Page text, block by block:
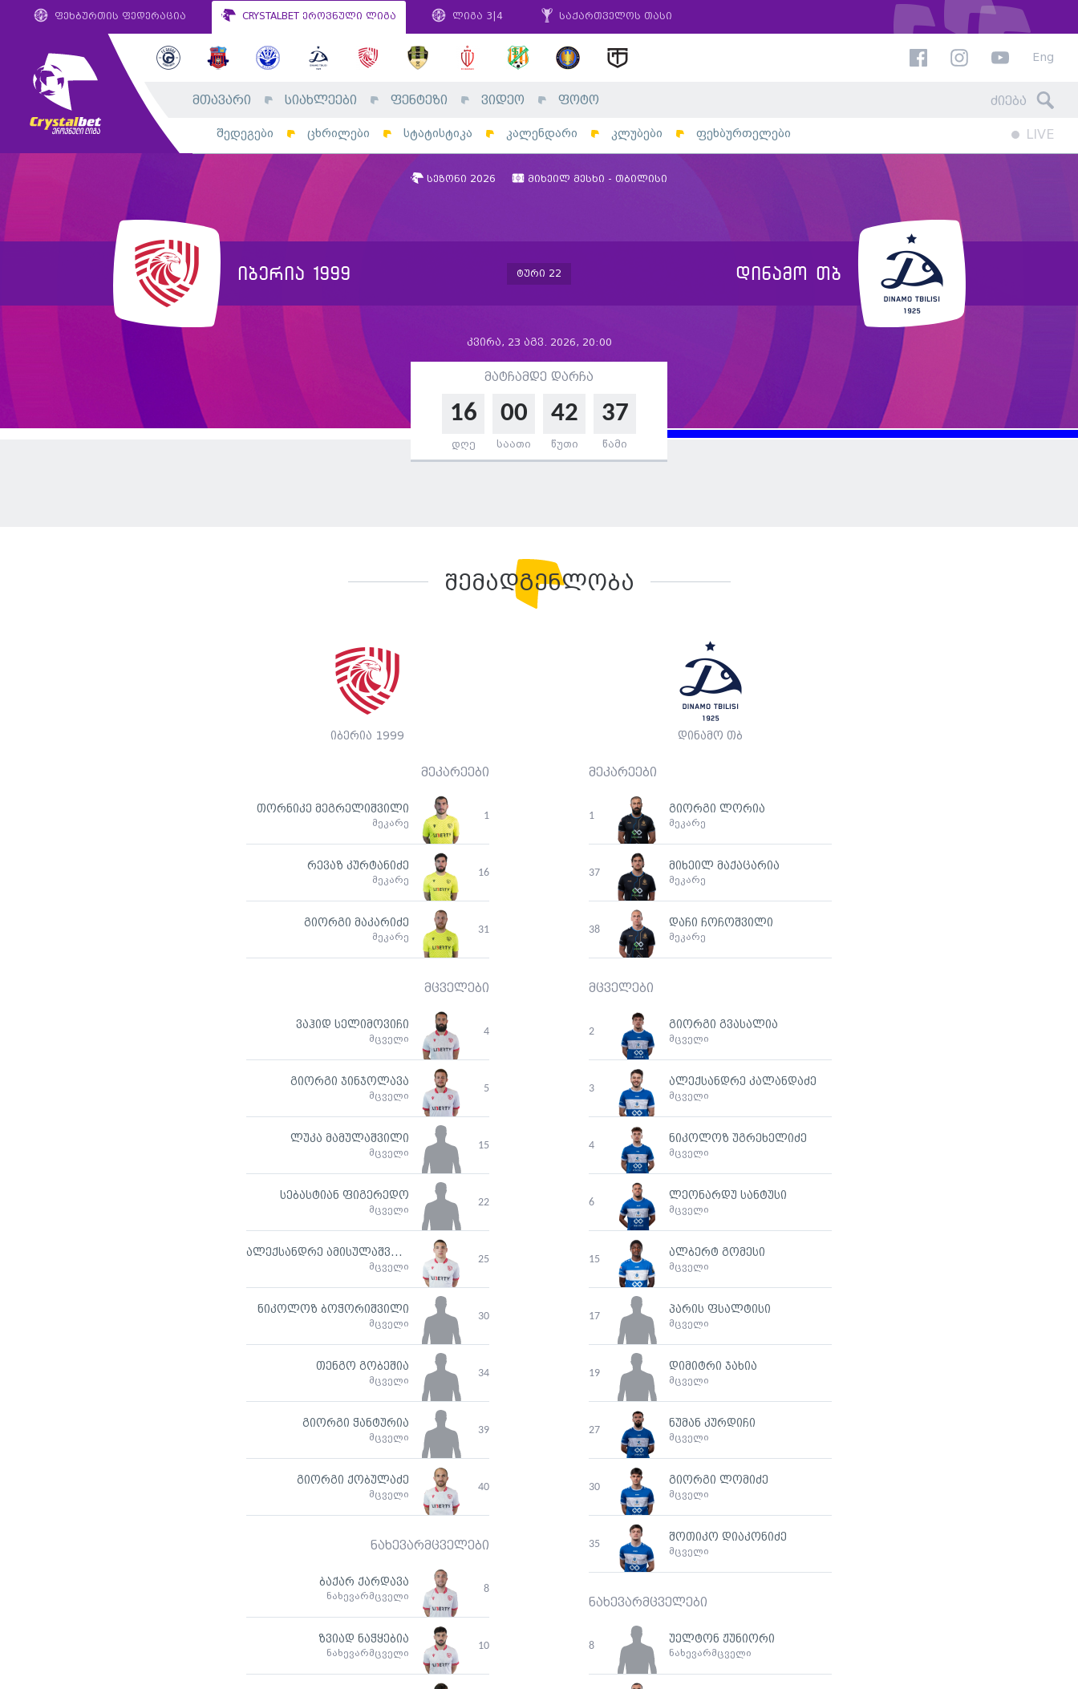
ფეხბურთის ფედერაცია CRYSTALBET ეროვნული ლიგა ლიგა 3|4 საქართველოს თასი
Eng
მთავარი სიახლეები ფენტეზი ვიდეო ფოტო
შედეგები ცხრილები სტატისტიკა კალენდარი კლუბები ფეხბურთელები LIVE
სეზონი 2026 მიხეილ მესხი - თბილისი
იბერია 1999 ტური 22 დინამო თბ
კვირა, 23 აგვ. 2026, 20:00
მატჩამდე დარჩა
16
დღე
00
საათი
42
წუთი
36
წამი
შემადგენლობა
იბერია 1999
მეკარეები
1
თორნიკე მეგრელიშვილი
მეკარე
16
რევაზ კურტანიძე
მეკარე
31
გიორგი მაკარიძე
მეკარე
მცველები
4
ვაჰიდ სელიმოვიჩი
მცველი
5
გიორგი ჯინჯოლავა
მცველი
15
ლუკა მამულაშვილი
მცველი
22
სებასტიან ფიგერედო
მცველი
25
ალექსანდრე ამისულაშვილი
მცველი
30
ნიკოლოზ ბოჭორიშვილი
მცველი
34
თენგო გობეშია
მცველი
39
გიორგი ჭანტურია
მცველი
40
გიორგი ქობულაძე
მცველი
ნახევარმცველები
8
ბაქარ ქარდავა
ნახევარმცველი
10
ზვიად ნაჭყებია
ნახევარმცველი
დინამო თბ
მეკარეები
1
გიორგი ლორია
მეკარე
37
მიხეილ მაქაცარია
მეკარე
38
დაჩი ჩოჩოშვილი
მეკარე
მცველები
2
გიორგი გვასალია
მცველი
3
ალექსანდრე კალანდაძე
მცველი
4
ნიკოლოზ უგრეხელიძე
მცველი
6
ლეონარდუ სანტუსი
მცველი
15
ალბერტ გომესი
მცველი
17
პარის ფსალტისი
მცველი
19
დიმიტრი ჯახია
მცველი
27
ნუმან კურდიჩი
მცველი
30
გიორგი ლომიძე
მცველი
35
შოთიკო დიაკონიძე
მცველი
ნახევარმცველები
8
უელტონ ჟუნიორი
ნახევარმცველი